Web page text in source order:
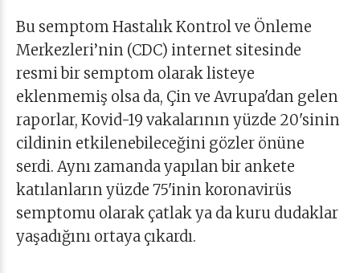
Bu semptom Hastalık Kontrol ve Önleme
Merkezleri’nin (CDC) internet sitesinde
resmi bir semptom olarak listeye
eklenmemiş olsa da, Çin ve Avrupa'dan gelen
raporlar, Kovid-19 vakalarının yüzde 20'sinin
cildinin etkilenebileceğini gözler önüne
serdi. Aynı zamanda yapılan bir ankete
katılanların yüzde 75'inin koronavirüs
semptomu olarak çatlak ya da kuru dudaklar
yaşadığını ortaya çıkardı.